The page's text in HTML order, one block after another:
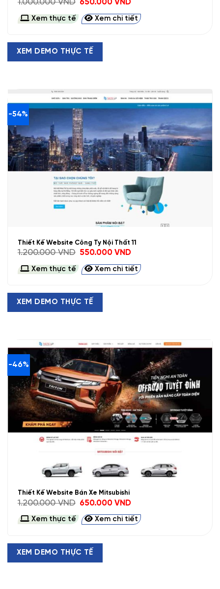
1.000.000VND
là:
1.000.000 VND.
650.000VND
tại
là:
650.000 VND.
Xem thực tế Xem chi tiết
XEM DEMO THỰC TẾ
-54%
Thiết Kế Website Công Ty Nội Thất 11
1.200.000VND
Giá
là:
1.200.000 VND.
550.000VNDGiá
tại
là:
550.000 VND.
Xem thực tế Xem chi tiết
XEM DEMO THỰC TẾ
-46%
Thiết Kế Website Bán Xe Mitsubishi
1.200.000VND
Giá
gốc
là:
1.200.000 VND.
650.000VNDGiá
tại
là:
650.000 VND.
Xem thực tế Xem chi tiết
XEM DEMO THỰC TẾ